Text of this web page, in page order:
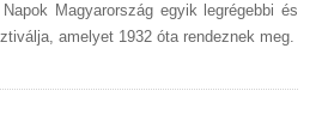
Magyarország egyik legrégebbi és
amelyet 1932 óta rendeznek meg.